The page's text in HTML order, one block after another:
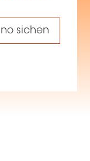
sichen